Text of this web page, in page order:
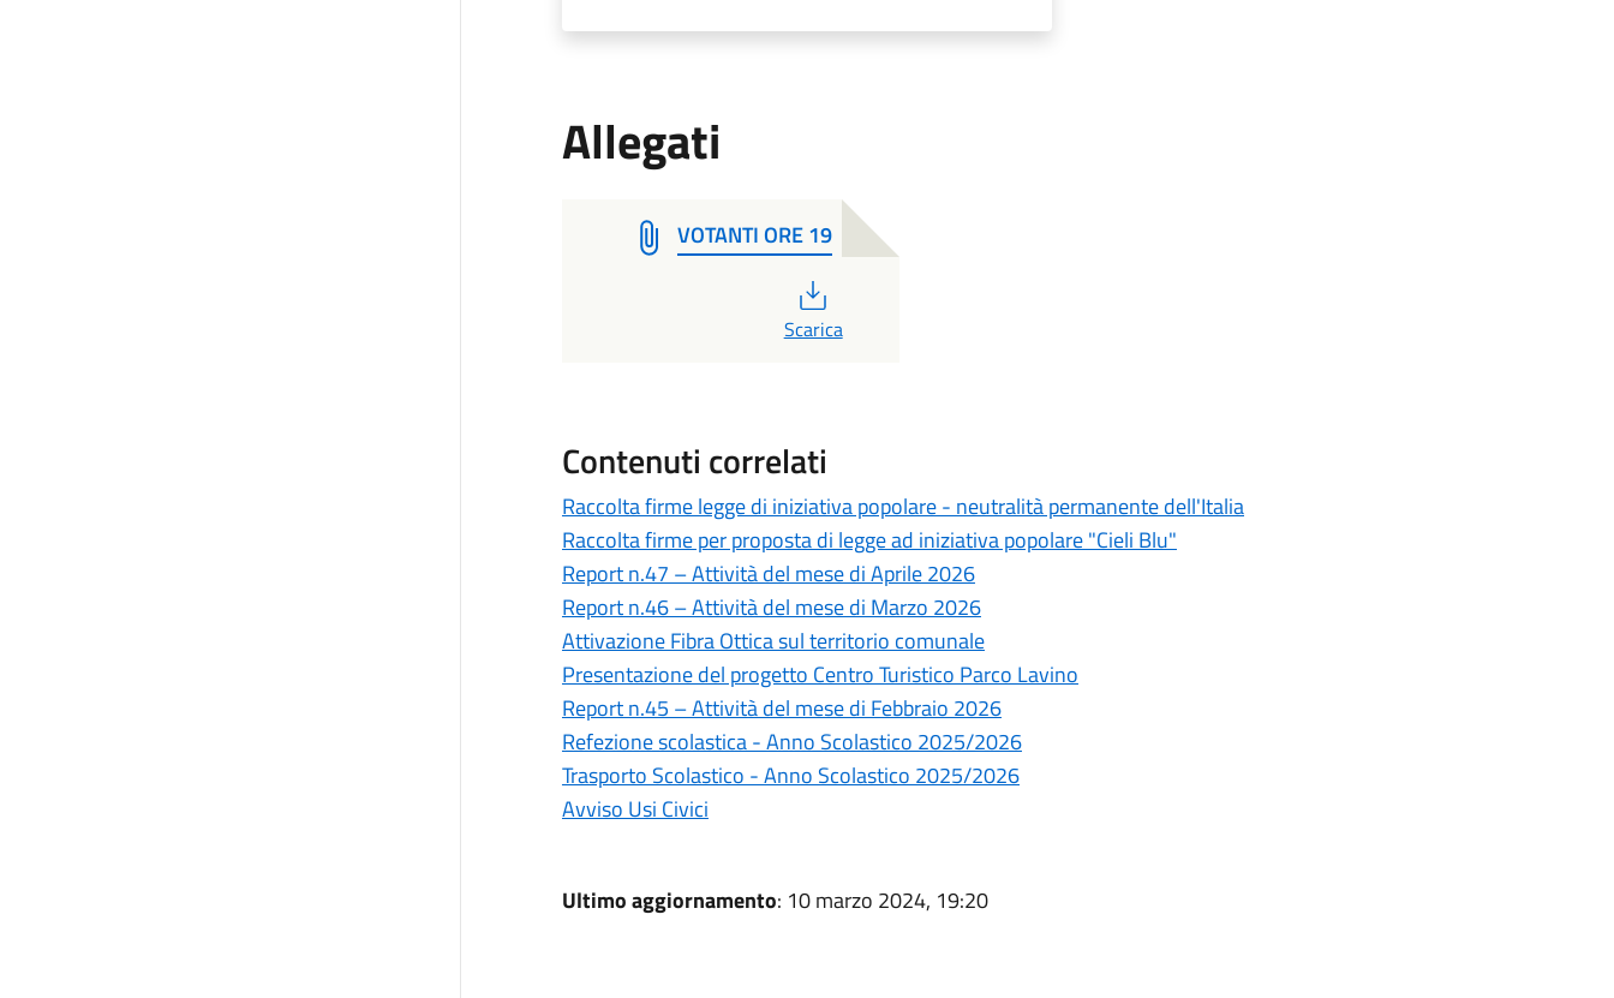
Allegati
VOTANTI ORE 19
Scarica
Contenuti correlati
Raccolta firme legge di iniziativa popolare - neutralità permanente dell'Italia
Raccolta firme per proposta di legge ad iniziativa popolare "Cieli Blu"
Report n.47 – Attività del mese di Aprile 2026
Report n.46 – Attività del mese di Marzo 2026
Attivazione Fibra Ottica sul territorio comunale
Presentazione del progetto Centro Turistico Parco Lavino
Report n.45 – Attività del mese di Febbraio 2026
Refezione scolastica - Anno Scolastico 2025/2026
Trasporto Scolastico - Anno Scolastico 2025/2026
Avviso Usi Civici
Ultimo aggiornamento: 10 marzo 2024, 19:20